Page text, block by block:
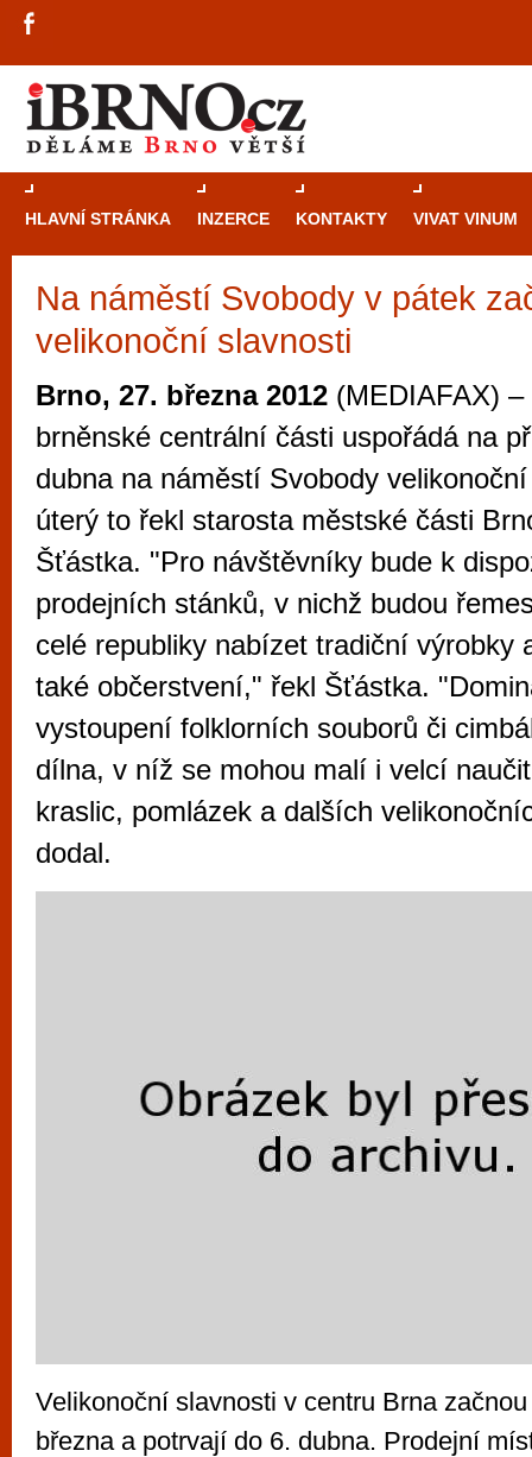
HLAVNÍ STRÁNKA INZERCE KONTAKTY VIVAT VINUM
Na náměstí Svobody v pátek
velikonoční slavnosti
Brno, 27. března 2012 (MEDIAFAX) –
brněnské centrální části uspořádá na
dubna na náměstí Svobody
úterý to řekl starosta městské části
Šťástka. "Pro návštěvníky bude k
prodejních stánků, v nichž budou
celé republiky nabízet tradiční výrobky
také občerstvení," řekl Šťástka.
vystoupení folklorních souborů či
dílna, v níž se mohou malí i velcí
kraslic, pomlázek a dalších
dodal.
Velikonoční slavnosti v centru Brna
března a potrvají do 6. dubna. Prodejní
Průvodce
Brně: Od
Brno je
zajímavé
restaurace,
Mimo jiné je ale také místem, kde si
vyzkoušet různé kasinové hry. V
metropoli naleznete širokou nabídku her
po moderní automaty jak pro pravidelné
příležitostné hráče. V...